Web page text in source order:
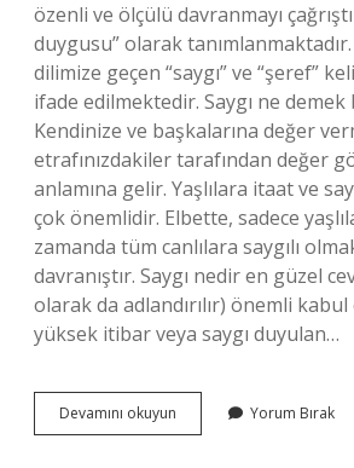
özenli ve ölçülü davranmayı
duygusu” olarak
dilimize geçen “saygı” ve “şeref”
ifade edilmektedir. Saygı ne demek
Kendinize ve başkalarına değer
etrafınızdakiler tarafından değer
anlamına gelir. Yaşlılara itaat ve
çok önemlidir. Elbette, sadece
zamanda tüm canlılara saygılı
davranıştır. Saygı nedir en güzel
olarak da adlandırılır) önemli
yüksek itibar veya saygı duyulan…
Devamını okuyun
Nedir
Yorum Bırak